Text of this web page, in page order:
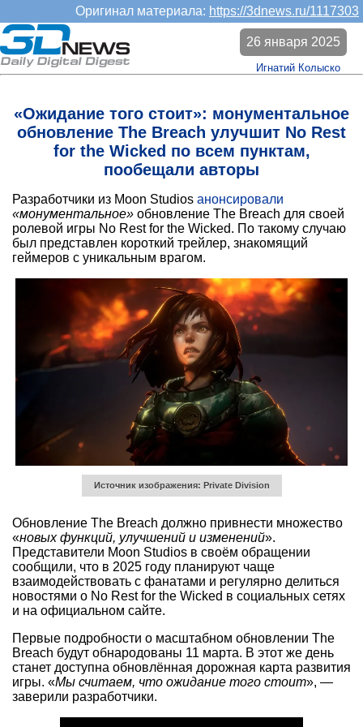
Оригинал материала: https://3dnews.ru/1117303
«Ожидание того стоит»: монументальное
обновление The Breach улучшит No Rest
for the Wicked по всем пунктам,
пообещали авторы
26 января 2025
Игнатий Колыско
Разработчики из Moon Studios анонсировали
«монументальное» обновление The Breach для своей
ролевой игры No Rest for the Wicked. По такому случаю
был представлен короткий трейлер, знакомящий
геймеров с уникальным врагом.
Источник изображения: Private Division
Обновление The Breach должно привнести множество
«новых функций, улучшений и изменений».
Представители Moon Studios в своём обращении
сообщили, что в 2025 году планируют чаще
взаимодействовать с фанатами и регулярно делиться
новостями о No Rest for the Wicked в социальных сетях
и на официальном сайте.
Первые подробности о масштабном обновлении The
Breach будут обнародованы 11 марта. В этот же день
станет доступна обновлённая дорожная карта развития
игры. «Мы считаем, что ожидание того стоит», —
заверили разработчики.